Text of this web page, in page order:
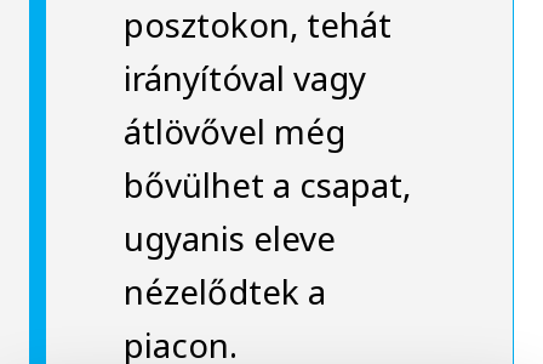
posztokon, tehát
irányítóval vagy
átlövővel még
bővülhet a csapat,
ugyanis eleve
nézelődtek a
piacon.